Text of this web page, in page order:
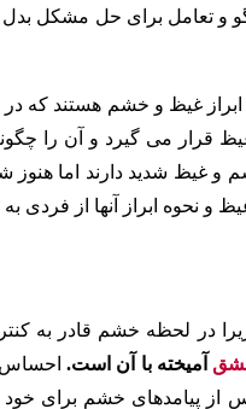
و تعامل برای حل مشکل
قرار می گیرد و آن را
دارند اما هنوز شواهد
و نحوه ابراز آنها از فردی
لحظه خشم قادر به کنترل
آمیخته با آن است.احساس
از پیامدهای خشم برای